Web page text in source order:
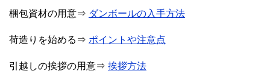
梱包資材の用意⇒ ダンボールの入手方法
荷造りを始める⇒ ポイントや注意点
引越しの挨拶の用意⇒ 挨拶方法